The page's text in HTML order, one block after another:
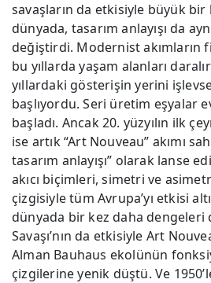
savaşların da etkisiyle büyük bir
dünyada, tasarım anlayışı da
değiştirdi. Modernist akımların
bu yıllarda yaşam alanları
yıllardaki gösterişin yerini
başlıyordu. Seri üretim eşyalar
başladı. Ancak 20. yüzyılın ilk
ise artık “Art Nouveau” akımı
tasarım anlayışı” olarak lanse
akıcı biçimleri, simetri ve
çizgisiyle tüm Avrupa’yı etkisi
dünyada bir kez daha dengeleri
Savaşı’nın da etkisiyle Art
Alman Bauhaus ekolünün
çizgilerine yenik düştü. Ve